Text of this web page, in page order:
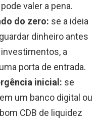
valer a pena.
do zero: se a ideia
dinheiro antes
a
porta de entrada.
inicial: se
um banco digital ou
CDB de liquidez